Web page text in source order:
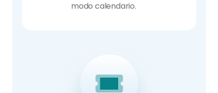
modo calendario.